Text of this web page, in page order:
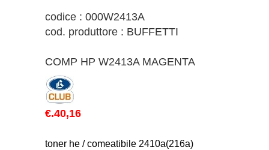
codice : 000W2413A
cod. produttore : BUFFETTI
COMP HP W2413A MAGENTA
€.40,16
toner he / comeatibile 2410a(216a)